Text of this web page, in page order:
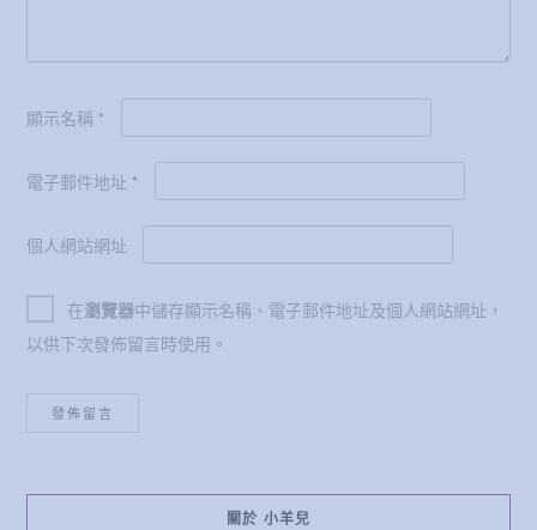
顯示名稱 *
電子郵件地址 *
個人網站網址
在瀏覽器中儲存顯示名稱、電子郵件地址及個人網站網址，
以供下次發佈留言時使用。
關於 小羊兒